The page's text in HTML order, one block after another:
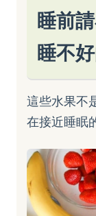
睡前
睡不
這些水果不
在接近睡眠